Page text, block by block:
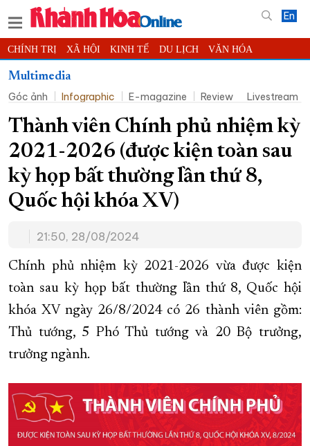
En
CHÍNH TRỊ XÃ HỘI KINH TẾ DU LỊCH VĂN HÓA
THỂ THAO ĐỜI SỐNG
KHOA HỌC - CÔNG NGHỆ PHÁP LUẬT BẠN ĐỌC PHÓNG SỰ
THẾ GIỚI MULTIMEDIA VIDEO ĐỌC BÁO ONLINE
PODCAST THÔNG TIN - QUẢNG CÁO
QUY HOẠCH TỈNH KHÁNH HÒA
TRƯỜNG SA BIỂN ĐẢO QUÊ HƯƠNG
CHUNG TAY CẢI CÁCH HÀNH CHÍNH
XÂY DỰNG NÔNG THÔN MỚI
TÀU - XE - MÁY BAY
KỶ NIỆM 370 NĂM XÂY DỰNG VÀ PHÁT TRIỂN TỈNH KHÁNH HÒA
KHOẢNH KHẮC ĐẸP XỨ TRẦM
XÂY DỰNG KHÁNH HÒA TRỞ THÀNH THÀNH PHỐ TRỰC THUỘC
ĐẠI HỘI ĐẢNG CÁC CẤP
Multimedia
Góc ảnh
Infographic E-magazine Review Livestream
Thành viên Chính phủ nhiệm kỳ
2021-2026 (được kiện toàn sau
kỳ họp bất thường lần thứ 8,
Quốc hội khóa XV)
21:50, 28/08/2024
Chính phủ nhiệm kỳ 2021-2026 vừa được kiện
toàn sau kỳ họp bất thường lần thứ 8, Quốc hội
khóa XV ngày 26/8/2024 có 26 thành viên gồm:
Thủ tướng, 5 Phó Thủ tướng và 20 Bộ trưởng,
trưởng ngành.